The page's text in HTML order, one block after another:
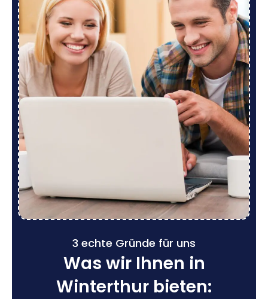
3 echte Gründe für uns
Was wir Ihnen in
Winterthur bieten: